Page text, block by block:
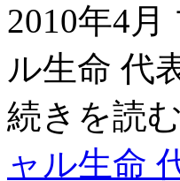
2010年4
ル生命 代
続きを読
ャル生命